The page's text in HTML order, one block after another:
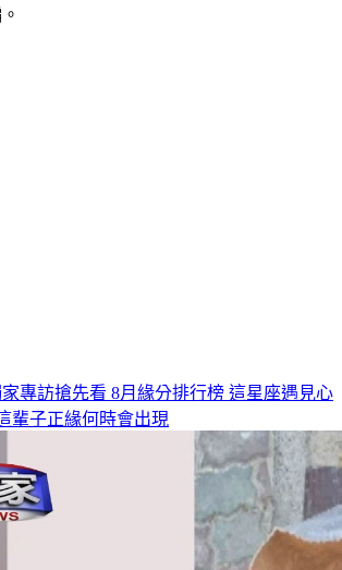
專訪搶先看 8月緣分排行榜 這星座遇見心
輩子正緣何時會出現